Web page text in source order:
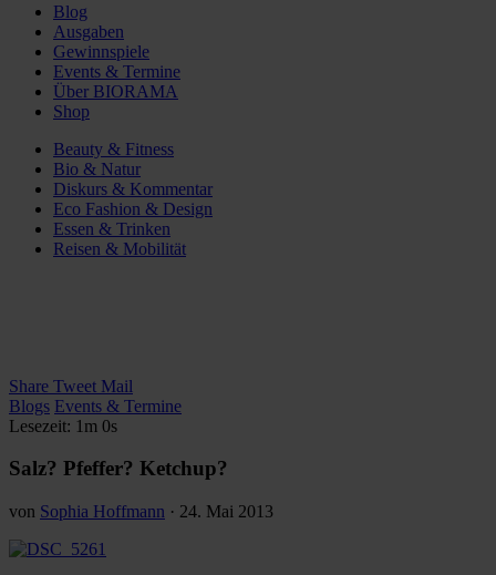
Blog
Ausgaben
Gewinnspiele
Events & Termine
Über BIORAMA
Shop
Beauty & Fitness
Bio & Natur
Diskurs & Kommentar
Eco Fashion & Design
Essen & Trinken
Reisen & Mobilität
Share Tweet Mail
Blogs Events & Termine
Lesezeit: 1m 0s
Salz? Pfeffer? Ketchup?
von Sophia Hoffmann · 24. Mai 2013